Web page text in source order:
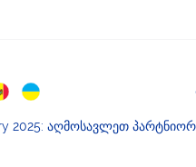
2025: აღმოსავლეთ